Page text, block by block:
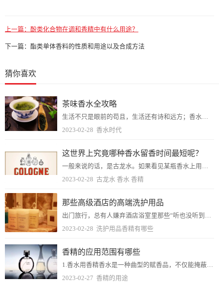
上一篇： 酚类化合物在调和香精中有什么用途？
下一篇： 酯类单体香料的性质和用途以及合成方法
猜你喜欢
茶味香水全攻略
2023-02-28 香水时代
这世界上究竟哪种香水留香时间最短呢？
2023-02-28 古龙水 香水 香精
那些高级酒店的高端洗护用品
2023-02-28 洗护用品香精有哪些
香精的应用范围有哪些
2023-02-27 香精的用途